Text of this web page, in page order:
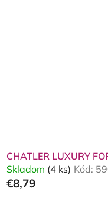
CHATLER LUXURY
Skladom (4 ks) Kód:
€8,79